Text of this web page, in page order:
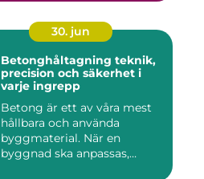
30. jun
Betonghåltagning teknik,
precision och säkerhet i
varje ingrepp
Betong är ett av våra mest
hållbara och använda
byggmaterial. När en
byggnad ska anpassas,